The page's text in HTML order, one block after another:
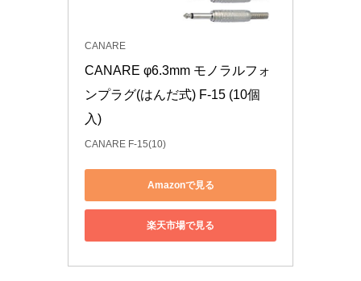
CANARE
CANARE φ6.3mm モノラルフォ
ンプラグ(はんだ式) F-15 (10個
入)
CANARE F-15(10)
Amazonで見る
楽天市場で見る